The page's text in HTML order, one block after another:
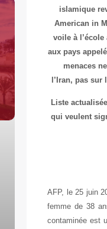
islamique
American in
voile à
aux pays
menaces
l’Iran, pas
Liste
qui veulent
AFP, le 25 juin
femme de 38
contaminée est